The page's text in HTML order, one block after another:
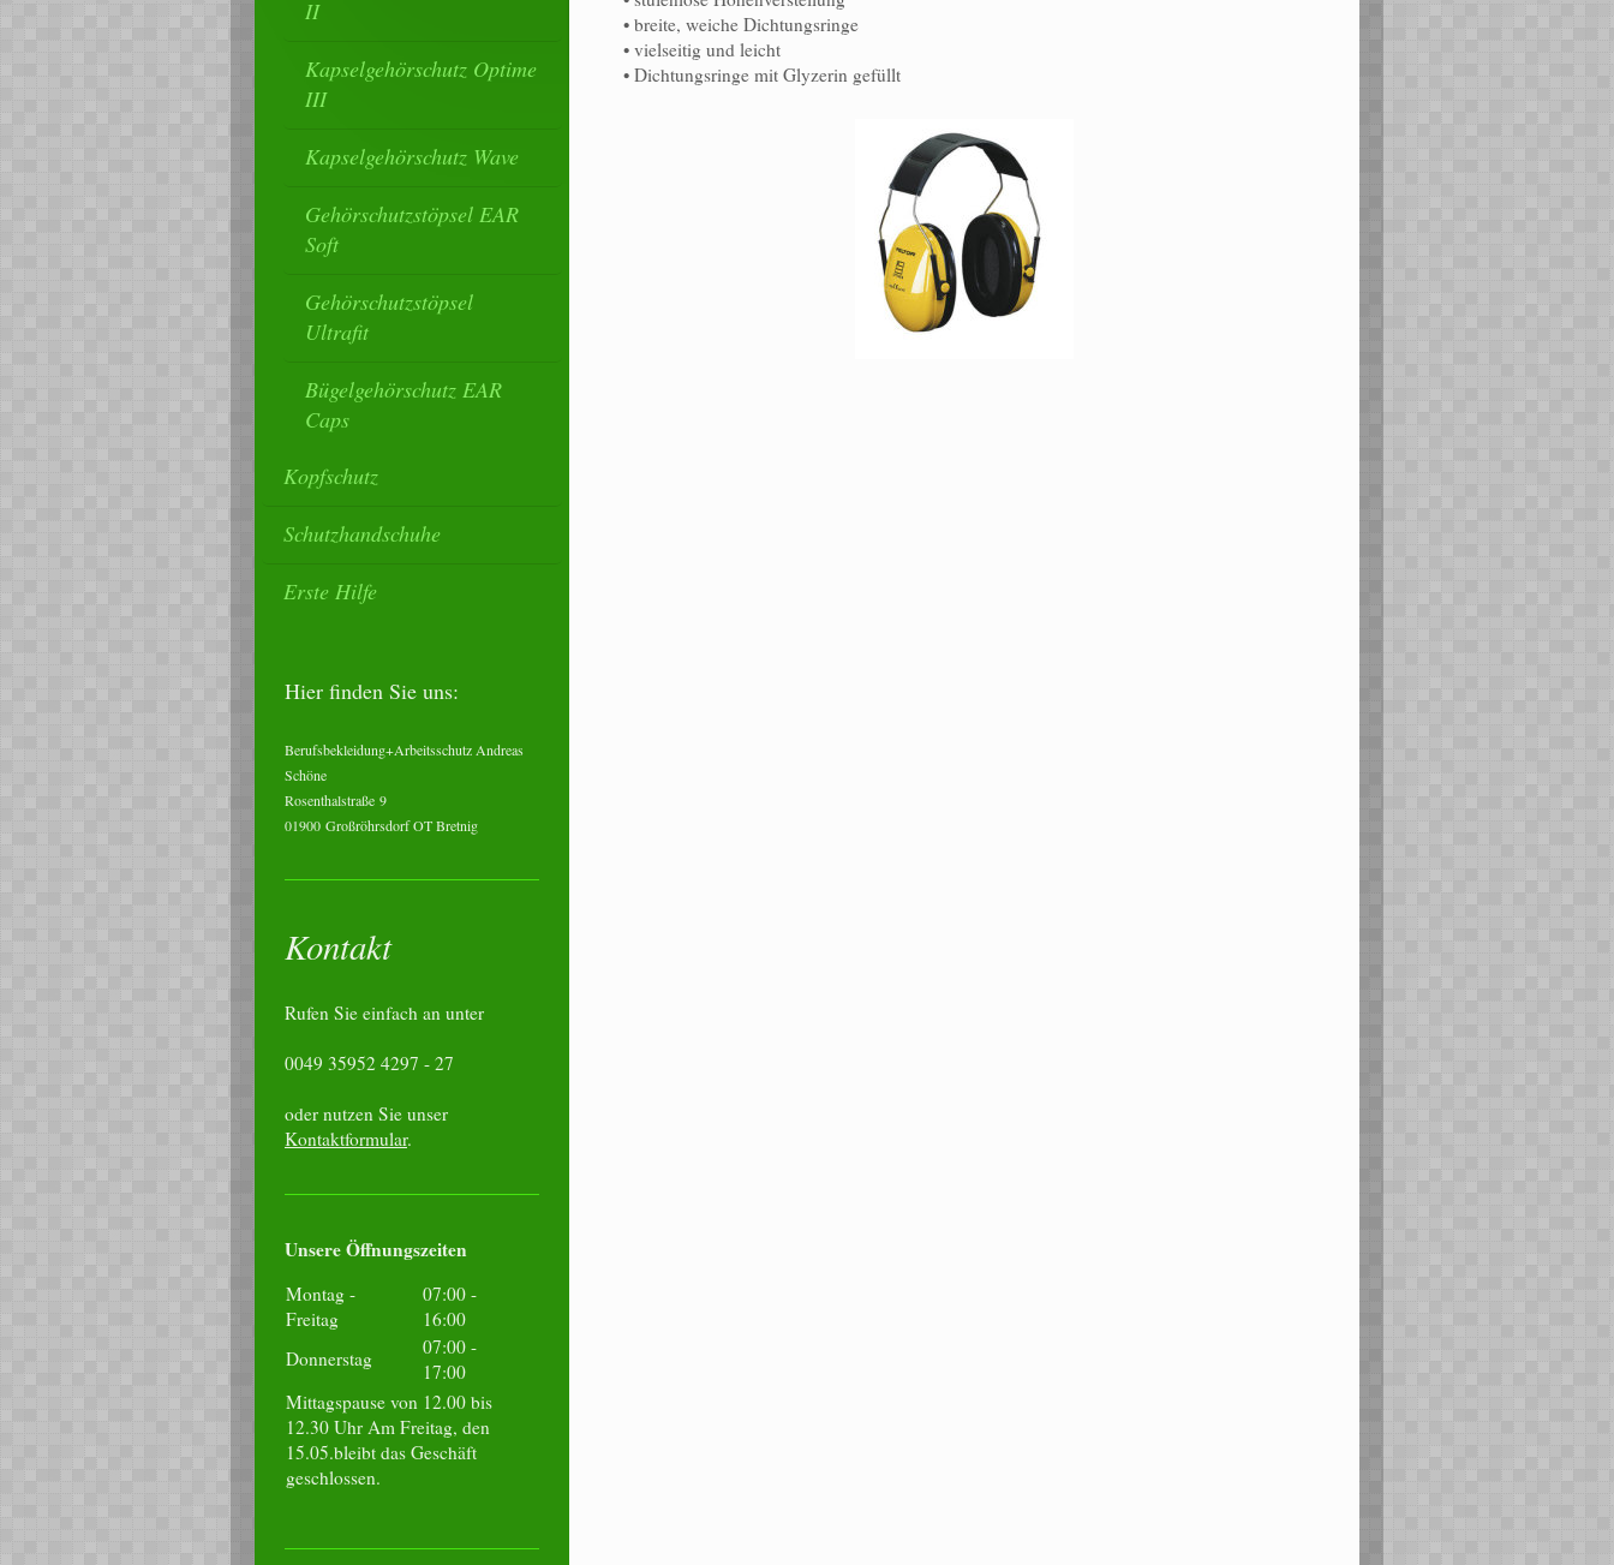
• breite, weiche Dichtungsringe
• vielseitig und leicht
• Dichtungsringe mit Glyzerin gefüllt
II
Kapselgehörschutz Optime
III
Kapselgehörschutz Wave
Gehörschutzstöpsel EAR
Soft
Gehörschutzstöpsel
Ultrafit
Bügelgehörschutz EAR
Caps
Kopfschutz
Schutzhandschuhe
Erste Hilfe
Hier finden Sie uns:
Berufsbekleidung+Arbeitsschutz Andreas
Schöne
Rosenthalstraße 9
01900 Großröhrsdorf OT Bretnig
Kontakt
Rufen Sie einfach an unter
0049 35952 4297 - 27
oder nutzen Sie unser
Kontaktformular.
Unsere Öffnungszeiten
Montag -
Freitag
07:00 -
16:00
Donnerstag
07:00 -
17:00
Mittagspause von 12.00 bis
12.30 Uhr Am Freitag, den
15.05.bleibt das Geschäft
geschlossen.